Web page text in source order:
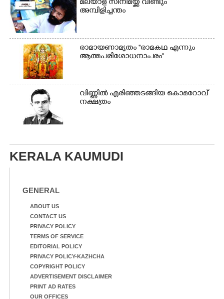
മലയാള സിനിമയ്ക്ക് വീണ്ടും
അമ്പിളിച്ചന്തം
രാമായണാമൃതം ''രാമകഥ എന്നും
ആത്മപരിശോധനാപരം''
വി​ണ്ണി​ൽ​ ​എ​രി​ഞ്ഞ​ട​ങ്ങിയ കൊ​മ​റോ​വ് ​
ന​ക്ഷ​ത്രം
KERALA KAUMUDI
GENERAL
ABOUT US
CONTACT US
PRIVACY POLICY
TERMS OF SERVICE
EDITORIAL POLICY
PRIVACY POLICY-KAZHCHA
COPYRIGHT POLICY
ADVERTISEMENT DISCLAIMER
PRINT AD RATES
OUR OFFICES